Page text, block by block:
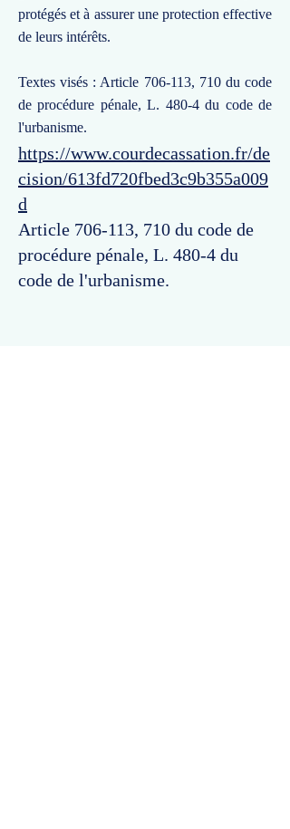
protégés et à assurer une protection effective
de leurs intérêts.
Textes visés : Article 706-113, 710 du code
de procédure pénale, L. 480-4 du code de
l'urbanisme.
https://www.courdecassation.fr/de
cision/613fd720fbed3c9b355a009
d
Article 706-113, 710 du code de
procédure pénale, L. 480-4 du
code de l'urbanisme.